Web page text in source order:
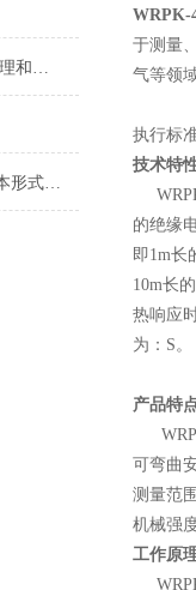
铠装热电偶WRNK的工作原理和特点说明
WZPK-191铠装热电偶的基本形式结构和的方法
WRPK-
于测量
气等领
执行标
技术特
的绝缘
即1m长
10m长
热响应
为：S。
产品特
可弯曲
测量范
机械强
工作原